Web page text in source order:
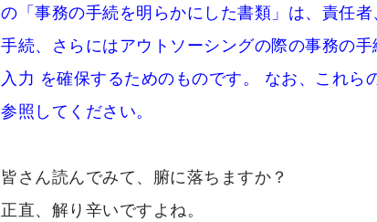
の「事務の手続を明らかにした書類」は、責任
手続、さらにはアウトソーシングの際の事務の
入力 を確保するためのものです。 なお、これら
参照してください。
皆さん読んでみて、腑に落ちますか？
正直、解り辛いですよね。